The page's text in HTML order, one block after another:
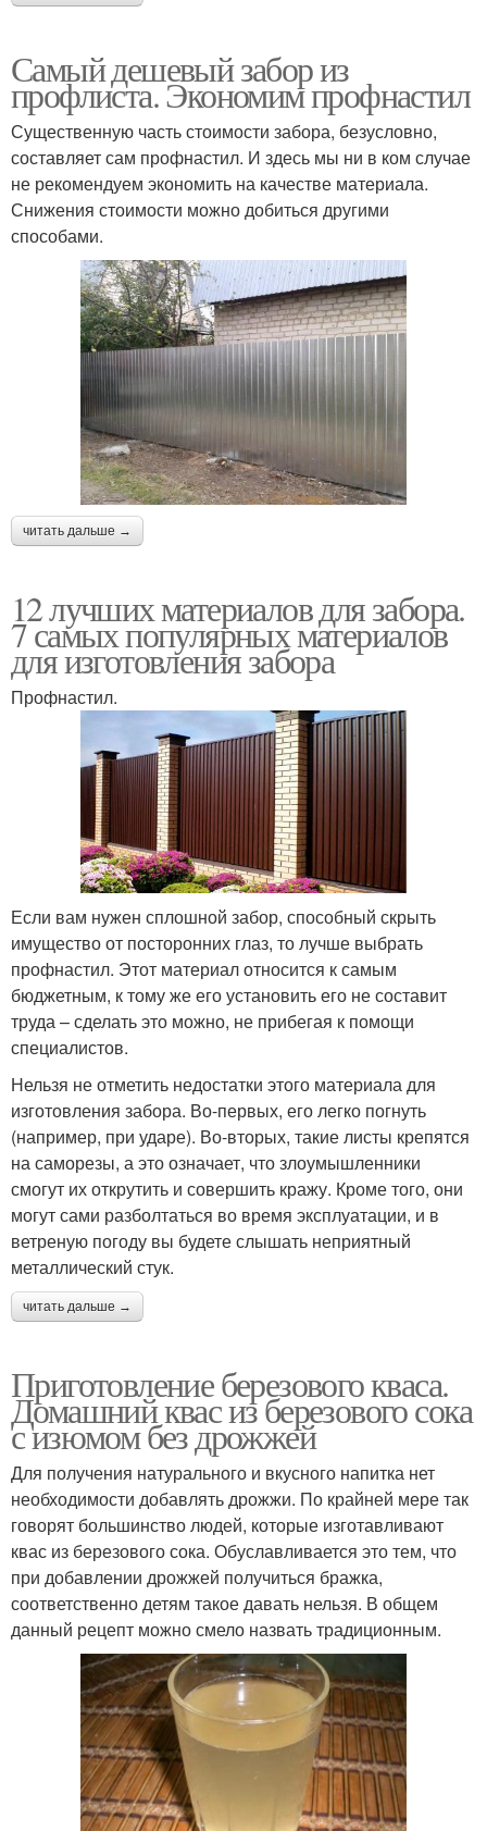
Самый дешевый забор из
профлиста. Экономим профнастил
Существенную часть стоимости забора, безусловно,
составляет сам профнастил. И здесь мы ни в ком случае
не рекомендуем экономить на качестве материала.
Снижения стоимости можно добиться другими
способами.
читать дальше →
12 лучших материалов для забора.
7 самых популярных материалов
для изготовления забора
Профнастил.
Если вам нужен сплошной забор, способный скрыть
имущество от посторонних глаз, то лучше выбрать
профнастил. Этот материал относится к самым
бюджетным, к тому же его установить его не составит
труда – сделать это можно, не прибегая к помощи
специалистов.
Нельзя не отметить недостатки этого материала для
изготовления забора. Во-первых, его легко погнуть
(например, при ударе). Во-вторых, такие листы крепятся
на саморезы, а это означает, что злоумышленники
смогут их открутить и совершить кражу. Кроме того, они
могут сами разболтаться во время эксплуатации, и в
ветреную погоду вы будете слышать неприятный
металлический стук.
читать дальше →
Приготовление березового кваса.
Домашний квас из березового сока
с изюмом без дрожжей
Для получения натурального и вкусного напитка нет
необходимости добавлять дрожжи. По крайней мере так
говорят большинство людей, которые изготавливают
квас из березового сока. Обуславливается это тем, что
при добавлении дрожжей получиться бражка,
соответственно детям такое давать нельзя. В общем
данный рецепт можно смело назвать традиционным.